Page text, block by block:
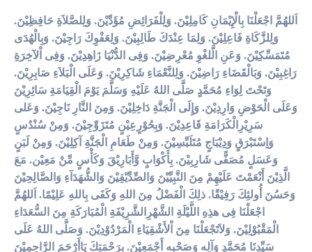
اَللهُمَّ اجْعَلْنَا بِالْإِيْمَانِ كَامِلِيْنَ. وَلِلْفَرَائِضِ مُؤَدِّيْنَ. وَلِلصَّلاَةِ حَافِظِيْنَ.
وَلِلزَّكَاةِ فَاعِلِيْنَ. وَلِمَا عِنْدَكَ طَالِبِيْنَ. وَلِعَفْوِكَ رَاجِيْنَ. وَبِالْهُدَى
مُتَمَسِّكِيْنَ. وَعَنِ الَّلغْوِ مُعْرِضِيْنَ. وَفِى الدُّنْيَا زَاهِدِيْنَ. وَفِى اْلآخِرَةِ
رَاغِبِيْنَ. وَبَالْقَضَاءِ رَاضِيْنَ. وَلِلنَّعْمَاءِ شَاكِرِيْنَ. وَعَلَى الْبَلاَءِ صَابِرِيْنَ.
وَتَحْتَ لِوَاءِ مُحَمَّدٍ صَلَّى اللهُ عَلَيْهِ وَسَلَّمَ يَوْمَ الْقِيَامَةِ سَائِرِيْنَ
وَعَلَى الْحَوْضِ وَارِدِيْنَ. وَإِلَى الْجَنَّةِ دَاخِلِيْنَ. وَمِنَ النَّارِ نَاجِيْنَ. وَعَلى
سَرِيْرِالْكَرَامَةِ قَاعِدِيْنَ. وَبِحُوْرٍعِيْنٍ مُتَزَوِّجِيْنَ. وَمِنْ سُنْدُسٍ
وَاِسْتَبْرَقٍ وَدِيْبَاجٍ مُتَلَبِّسِيْنَ. وَمِنْ طَعَامِ الْجَنَّةِ آكِلِيْنَ. وَمِنْ لَبَنٍ
وَعَسَلٍ مُصَفًّى شَارِبِيْنَ. بِأَكْوَابٍ وَّأَبَارِيْقَ وَكَأْسٍ مِّنْ مَعِيْن. مَعَ
الَّذِيْنَ أَنْعَمْتَ عَلَيْهِمْ مِنَ النَّبِيِّيْنَ وَالصِّدِّيْقِيْنَ وَالشُّهَدَآءِ وَالصَّالِحِيْنَ
وَحَسُنَ أُولئِكَ رَفِيْقًا. ذلِكَ الْفَضْلُ مِنَ اللهِ وَكَفَى بِاللهِ عَلِيْمًا. اَللهُمَّ
اجْعَلْنَا فِى هذِهِ اللَّيْلَةِ الشَّهْرِالشَّرِيْفَةِ الْمُبَارَكَةِ مِنَ السُّعَدَاءِ
الْمَقْبُوْلِيْنَ. وَلاَتَجْعَلْنَا مِنَ اْلأَشْقِيَاءِ الْمَرْدُوْدِيْنَ. وَصَلَّى اللهُ عَلَى
سَيِّدِنَا مُحَمَّدٍ وَآلِه وَصَحْبِه أَجْمَعِيْنَ. بِرَحْمَتِكَ يَاأَرْحَمَ الرَّاحِمِيْنَ